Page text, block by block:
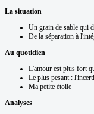
La situation
Un grain de sable qui
De la séparation à
Au quotidien
L'amour est plus fort
Le plus pesant :
Ma petite étoile
Analyses